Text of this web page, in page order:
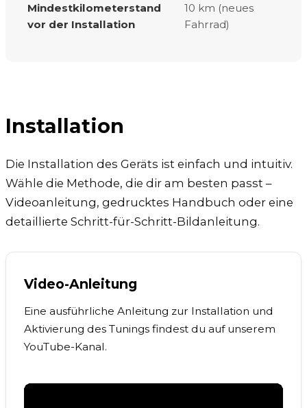
Mindestkilometerstand
vor der Installation
10 km (neues
Fahrrad)
Installation
Die Installation des Geräts ist einfach und intuitiv.
Wähle die Methode, die dir am besten passt –
Videoanleitung, gedrucktes Handbuch oder eine
detaillierte Schritt-für-Schritt-Bildanleitung.
Video-Anleitung
Eine ausführliche Anleitung zur Installation und
Aktivierung des Tunings findest du auf unserem
YouTube-Kanal.